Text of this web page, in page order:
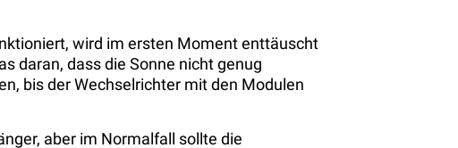
wird im ersten Moment enttäuscht
daran, dass die Sonne nicht genug
bis der Wechselrichter mit den Modulen
aber im Normalfall sollte die